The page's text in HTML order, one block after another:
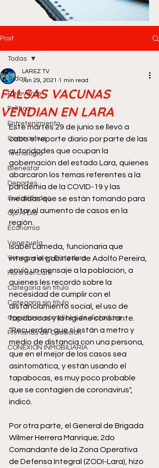
Post
Todas
Relevante
Política
Entretenimiento
Coronavirus
Tecnología
Bienestar
Deportes
Curiosidades
Ojo Al Día
Economía
Venezuela
Venezuela en Dictadura
Hora del Café
Categoría sin título
Categoría sin título
Opositores cómplices de dictadura
Primarias de Oposición
CONEXIÓN INMOBILIARIA
Todas
FALSAS VACUNAS
VENDIAN EN LARA
LAREZ TV
Jun 29, 2021 1 min read
Este martes 29 de junio se llevó a
cabo el reporte diario por parte de las
autoridades que ocupan la
gobernación del estado Lara, quienes
abarcaron los temas referentes a la
pandemia de la COVID-19 y las
medidas que se están tomando para
evitar el aumento de casos en la
región.
Isabel Lameda, funcionaria que
integra el gabinete de Adolfo Pereira,
envió un mensaje a la población, a
quienes les recordó sobre la
necesidad de cumplir con el
distanciamiento social, el uso de
tapabocas y la higiene constante.
"Recuerden que si están a metro y
medio de distancia con una persona,
que en el mejor de los casos sea
asintomática, y están usando el
tapabocas, es muy poco probable
que se contagien de coronavirus",
indicó.
Por otra parte, el General de Brigada
Wilmer Herrera Manrique; 2do
Comandante de la Zona Operativa
de Defensa Integral (ZODI-Lara), hizo